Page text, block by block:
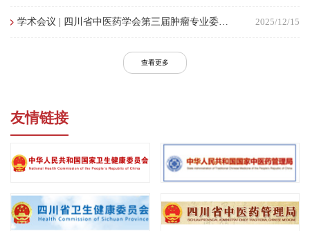
学术会议 | 四川省中医药学会第三届肿瘤专业委员会换届选举暨2025年学术年会顺利举办 2025/12/15
查看更多
友情链接